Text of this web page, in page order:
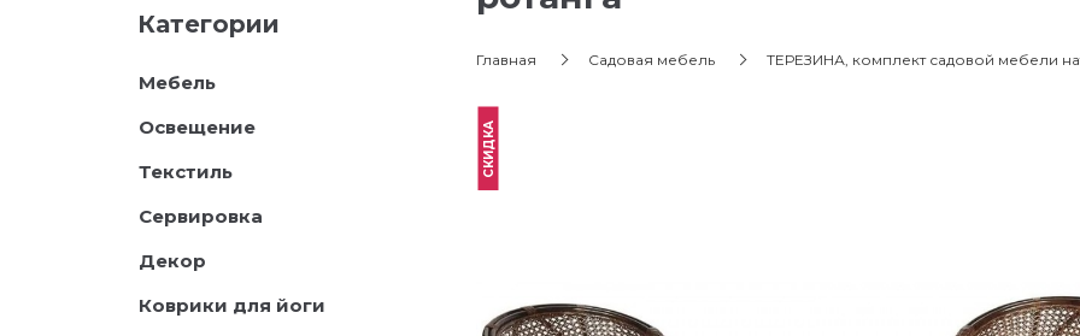
Категории
Мебель
Освещение
Текстиль
Сервировка
Декор
Коврики для йоги
Главная Садовая мебель ТЕРЕЗИНА, комплект садовой мебели
СКИДКА